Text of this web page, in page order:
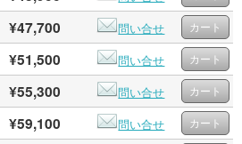
¥47,700
問い合せ
¥51,500
問い合せ
¥55,300
問い合せ
¥59,100
問い合せ